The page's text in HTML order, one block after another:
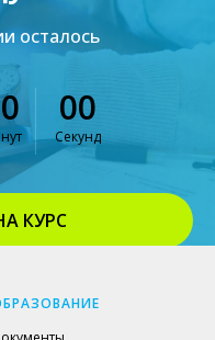
осталось
00
Секунд
КУРС